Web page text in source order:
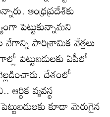
ఆంధ్రప్రదేశ్‌కు
పెట్టుకున్నామని
పారిశ్రామిక వేత్తలు
పెట్టుబడులకు ఏపీలో
దేశంలో
వ్యవస్థ
కూడా మెరుగైన